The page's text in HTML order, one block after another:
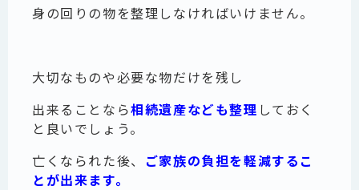
身の回りの物を整理しなければいけません。
大切なものや必要な物だけを残し
出来ることなら相続遺産なども整理 しておく
と良いでしょう。
亡くなられた後、 ご家族の負担を軽減するこ
とが出来ます。